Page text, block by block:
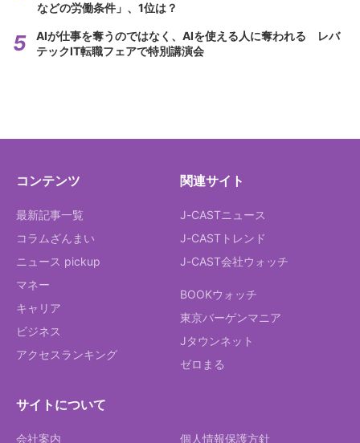
などの労働条件」、1位は？
AIが仕事を奪うのではなく、AIを使える人に奪われる レバ
テックIT転職フェアで特別講演会
コンテンツ
最新記事一覧
コラムざんまい
ニュース pickup
マネー
キャリア
ビジネス
アクセスランキング
関連サイト
J-CASTニュース
J-CASTトレンド
J-CAST会社ウォッチ
BOOKウォッチ
東京バーゲンマニア
Jタウンネット
ゼロまる
サイトについて
会社案内 個人情報保護方針